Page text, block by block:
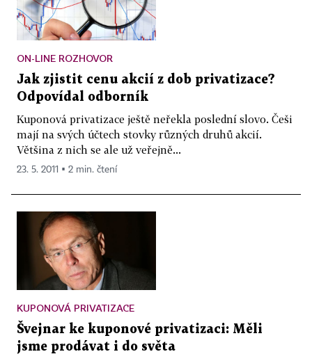
ON-LINE ROZHOVOR
Jak zjistit cenu akcií z dob privatizace?
Odpovídal odborník
Kuponová privatizace ještě neřekla poslední slovo. Češi
mají na svých účtech stovky různých druhů akcií.
Většina z nich se ale už veřejně...
23. 5. 2011 ▪ 2 min. čtení
KUPONOVÁ PRIVATIZACE
Švejnar ke kuponové privatizaci: Měli
jsme prodávat i do světa